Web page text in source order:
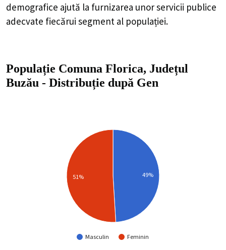
demografice ajută la furnizarea unor servicii publice
adecvate fiecărui segment al populației.
Populație Comuna Florica, Județul
Buzău - Distribuție după Gen
Masculin Feminin
49%
51%